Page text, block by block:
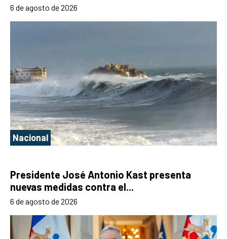
6 de agosto de 2026
Nacional
Presidente José Antonio Kast presenta
nuevas medidas contra el...
6 de agosto de 2026